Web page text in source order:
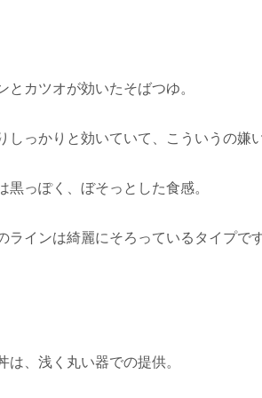
とカツオが効いたそばつゆ。
しっかりと効いていて、こういうの嫌
黒っぽく、ぼそっとした食感。
ラインは綺麗にそろっているタイプです
は、浅く丸い器での提供。